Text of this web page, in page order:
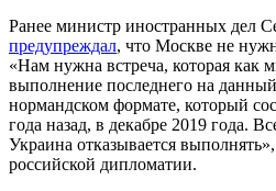
Ранее министр иностранных дел
предупреждал, что Москве не
«Нам нужна встреча, которая как
выполнение последнего на
нормандском формате, который
года назад, в декабре 2019 года.
Украина отказывается
российской дипломатии.